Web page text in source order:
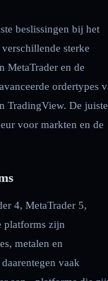
beslissingen bij het
sterke
MetaTrader en de
ordertypes
TradingView. De juiste
voor markten en de
4, MetaTrader 5,
platforms zijn
metalen en
vaak